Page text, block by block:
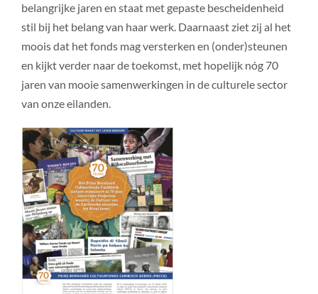
belangrijke jaren en staat met gepaste bescheidenheid
stil bij het belang van haar werk. Daarnaast ziet zij al het
moois dat het fonds mag versterken en (onder)steunen
en kijkt verder naar de toekomst, met hopelijk nóg 70
jaren van mooie samenwerkingen in de culturele sector
van onze eilanden.